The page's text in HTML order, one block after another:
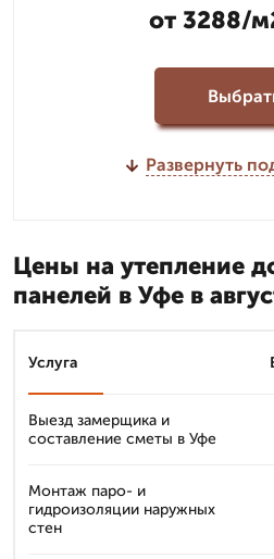
от 3288/
Развернуть
Цены на утепление
панелей в Уфе в
Услуга
Выезд замерщика и
составление сметы в Уфе
Монтаж паро- и
гидроизоляции наружных
стен